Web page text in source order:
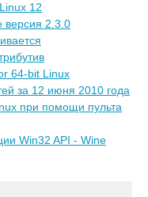
12
версия 2.3.0
64-bit Linux
за 12 июня 2010 года
при помощи пульта
Win32 API - Wine